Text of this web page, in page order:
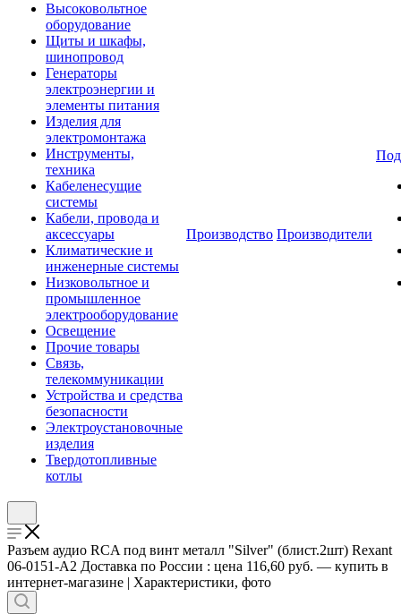
Высоковольтное
оборудование
Щиты и шкафы,
шинопровод
Генераторы
электроэнергии и
элементы питания
Изделия для
электромонтажа
Инструменты,
техника
Кабеленесущие
системы
Кабели, провода и
аксессуары
Климатические и
инженерные системы
Низковольтное и
промышленное
электрооборудование
Освещение
Прочие товары
Связь,
телекоммуникации
Устройства и средства
безопасности
Электроустановочные
изделия
Твердотопливные
котлы
Производство Производители
Разъем аудио RCA под винт металл "Silver" (блист.2шт) Rexant
06-0151-A2 Доставка по России : цена 116,60 руб. — купить в
интернет-магазине | Характеристики, фото